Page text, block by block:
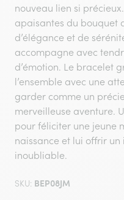
nouveau lien si
apaisantes du bouquet
d’élégance et de
accompagne avec
d’émotion. Le bracelet
l’ensemble avec une
garder comme un
merveilleuse aventure.
pour féliciter une jeune
naissance et lui offrir
inoubliable.
SKU: BEP08JM